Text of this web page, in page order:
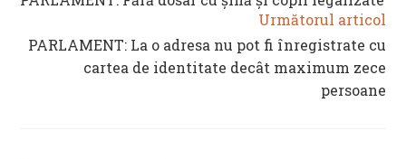
ARTICLES
Următorul articol
PARLAMENT: La o adresa nu pot fi înregistrate cu
cartea de identitate decât maximum zece
persoane